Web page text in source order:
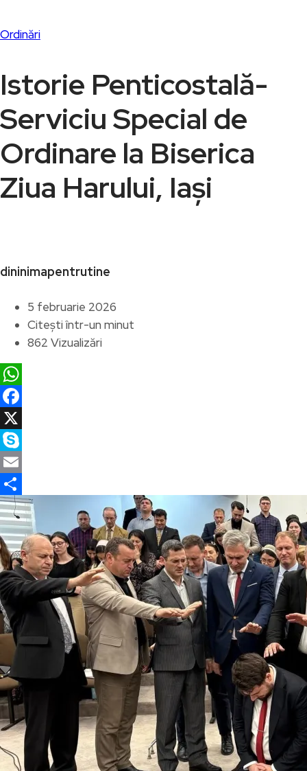
Ordinări
Istorie Penticostală-
Serviciu Special de
Ordinare la Biserica
Ziua Harului, Iași
dininimapentrutine
5 februarie 2026
Citești într-un minut
862 Vizualizări
WhatsApp
Facebook
X
Skype
Email
Partajează